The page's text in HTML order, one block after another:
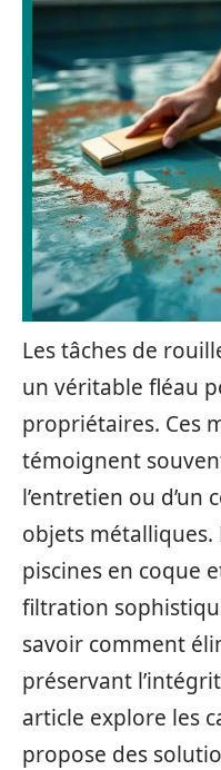
Les tâches de
un véritable fléau
propriétaires. Ces
témoignent
l’entretien ou d’un
objets métalliques.
piscines en coque
filtration
savoir comment
préservant
article explore les
propose des